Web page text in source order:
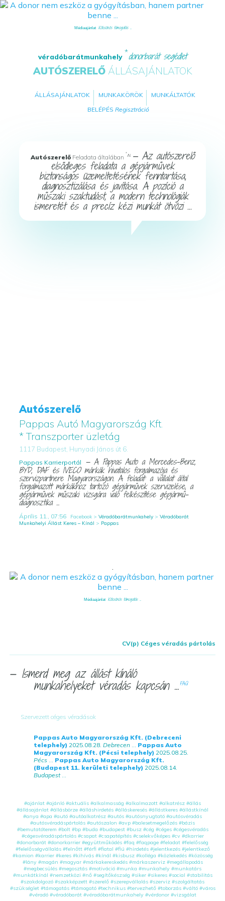
Médiaajánlat Kölcsönös támogatás ...
véradóbarátmunkahely donorbarát segédlet
AUTÓSZERELŐÁLLÁSAJÁNLATOK
ÁLLÁSAJÁNLATOK MUNKAKÖRÖK
MUNKÁLTATÓK
BELÉPÉS Regisztráció
Autószerelő Feladata általában *AI — Az autószerelő
elsődleges feladata a gépjárművek
biztonságos üzemeltetésének fenntartása,
diagnosztizálása és javítása. A pozíció a
műszaki szaktudást, a modern technológiák
ismeretét és a precíz kézi munkát ötvözi ...
Autószerelő
Pappas Autó Magyarország Kft.
* Transzporter üzletág
1117 Budapest, Hunyadi János út 6.
Pappas Karrierportál — A Pappas Auto a Mercedes-Benz,
BYD, DAF és IVECO márkák hivatalos forgalmazója és
szervizpartnere Magyarországon. A feladat: a vállalat által
forgalmazott márkákhoz tartozó gépjárművek szervizelése, a
gépjárművek műszaki vizsgára való felkészítése gépjármű-
diagnosztika ...
Április 11., 07:56 Facebook >Véradóbarátmunkahely >Véradóbarát
Munkahelyi Állást Keres – Kínál > Pappas
.
Médiaajánlat Kölcsönös támogatás ...
CV(p) Céges véradás pártolás
— Ismerd meg az állást kínáló
munkahelyeket véradás kapcsán ...FAQ
Szervezett céges véradások
Pappas Auto Magyarország Kft. (Debreceni
telephely) 2025.08.28. Debrecen ... Pappas Auto
Magyarország Kft. (Pécsi telephely) 2025.08.25.
Pécs ... Pappas Auto Magyarország Kft.
(Budapest 11. kerületi telephely) 2025.08.14.
Budapest...
#ajánlat #ajánló #aktuális #alkalmasság #alkalmazott #alkatrész #állás
#állásajánlat #állásbörze #álláshirdetés #álláskeresés #állástkeres #állástkínál
#anya #apa #autó #autóalkatrész #autós #autósnyugtató #autósvéradás
#autósvéradáspártolás #autószalon #avp #balesetmegelőzés #bázis
#bemutatóterem #bolt #bp #buda #budapest #busz #cég #céges #cégesvéradás
#cégesvéradáspártolás #csapat #csapatépítés #cselekvőképes #cv #dkarrier
#donorbarát #donorkarrier #együttműködés #faq #faqpage #feladat #felelősség
#felelősségvállalás #felnőtt #férfi #fiatal #fiú #hirdetés #jelentkezés #jelentkező
#kamion #karrier #keres #kihívás #kínál #kisbusz #kolléga #közlekedés #közösség
#lány #magán #magyar #márkakereskedés #márkaszerviz #megállapodás
#megbecsülés #megosztás #motiváció #munka #munkahely #munkatárs
#munkátkínál #nemzetközi #nő #segítőkészség #siker #sikeres #social #stabilitás
#szakdolgozó #szakképzett #szerelő #szerepvállalás #szerviz #szolgáltatás
#szükséglet #támogatás #támogató #technikus #tervezhető #toborzás #váltó #város
#véradó #véradóbarát #véradóbarátmunkahely #vérdonor #vizsgálat